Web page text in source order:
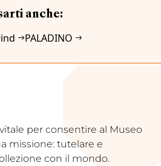
anche:
PALADINO
per consentire al Museo
missione: tutelare e
con il mondo.